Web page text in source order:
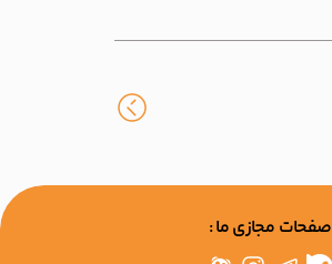
صفحات مجازی ما :